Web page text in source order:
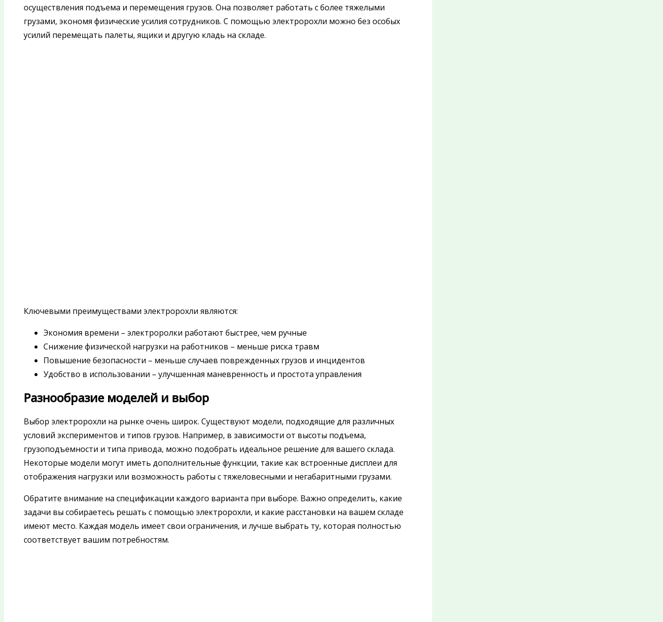
осуществления подъема и перемещения грузов. Она позволяет работать с более тяжелыми
грузами, экономя физические усилия сотрудников. С помощью электророхли можно без особых
усилий перемещать палеты, ящики и другую кладь на складе.
Ключевыми преимуществами электророхли являются:
Экономия времени – электроролки работают быстрее, чем ручные
Снижение физической нагрузки на работников – меньше риска травм
Повышение безопасности – меньше случаев поврежденных грузов и инцидентов
Удобство в использовании – улучшенная маневренность и простота управления
Разнообразие моделей и выбор
Выбор электророхли на рынке очень широк. Существуют модели, подходящие для различных
условий экспериментов и типов грузов. Например, в зависимости от высоты подъема,
грузоподъемности и типа привода, можно подобрать идеальное решение для вашего склада.
Некоторые модели могут иметь дополнительные функции, такие как встроенные дисплеи для
отображения нагрузки или возможность работы с тяжеловесными и негабаритными грузами.
Обратите внимание на спецификации каждого варианта при выборе. Важно определить, какие
задачи вы собираетесь решать с помощью электророхли, и какие расстановки на вашем складе
имеют место. Каждая модель имеет свои ограничения, и лучше выбрать ту, которая полностью
соответствует вашим потребностям.